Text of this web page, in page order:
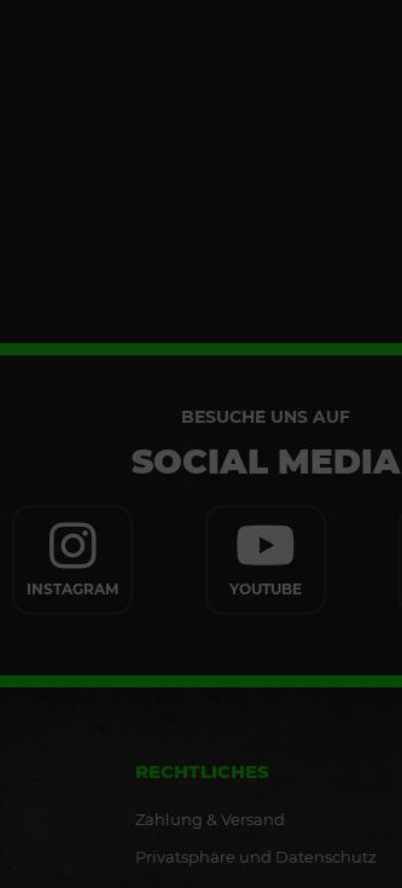
BESUCHE UNS AUF
SOCIAL MEDIA
INSTAGRAM YOUTUBE
RECHTLICHES
Zahlung & Versand
Privatsphäre und Datenschutz